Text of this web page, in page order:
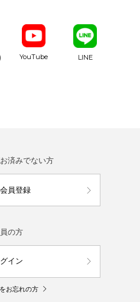
YouTube LINE
済みでない方
員登録
の方
イン
お忘れの方